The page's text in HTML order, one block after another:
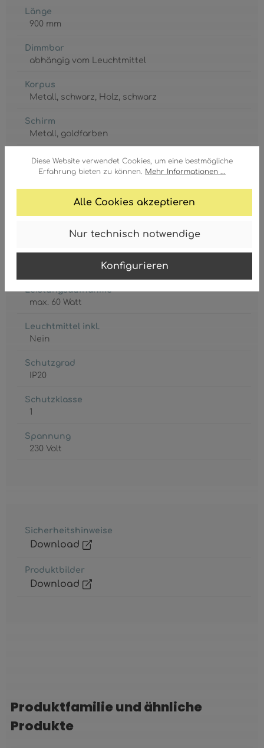
Diese Website verwendet Cookies, um eine bestmögliche
Erfahrung bieten zu können. Mehr Informationen ...
Alle Cookies akzeptieren
Nur technisch notwendige
Konfigurieren
Länge
900 mm
Dimmbar
abhängig vom Leuchtmittel
Korpus
Metall, schwarz, Holz, schwarz
Schirm
Metall, goldfarben
GTIN/EAN:
9007371415922
Fassung
Leistungsaufnahme
max. 60 Watt
Leuchtmittel inkl.
Nein
Schutzgrad
IP20
Schutzklasse
1
Spannung
230 Volt
Sicherheitshinweise
Download
Produktbilder
Download
Produktgalerie überspringen
Produktfamilie und ähnliche
Produkte